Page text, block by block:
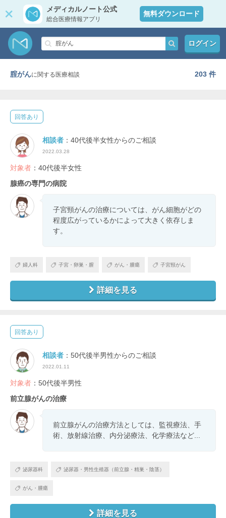
メディカルノート公式
総合医療情報アプリ
無料ダウンロード
ログイン
腟がんに関する医療相談 203 件
回答あり
相談者 ：40代後半女性からのご相談
2022.03.28
対象者 ：40代後半女性
腺癌の専門の病院
子宮頸がんの治療については、がん細胞がどの
程度広がっているかによって大きく依存しま
す。
婦人科 子宮・卵巣・膣 がん・腫瘍 子宮頸がん
詳細を見る
回答あり
相談者 ：50代後半男性からのご相談
2022.01.11
対象者 ：50代後半男性
前立腺がんの治療
前立腺がんの治療方法としては、監視療法、手
術、放射線治療、内分泌療法、化学療法など...
泌尿器科 泌尿器・男性生殖器（前立腺・精巣・陰茎）
がん・腫瘍
詳細を見る